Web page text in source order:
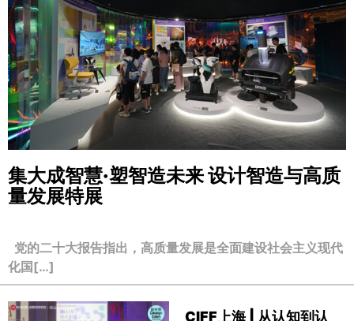
集大成智慧·塑智造未来设计智造与高质
量发展特展
党的二十大报告指出，高质量发展是全面建设社会主义现代
化国[…]
CIFF上海 | 从认知到认